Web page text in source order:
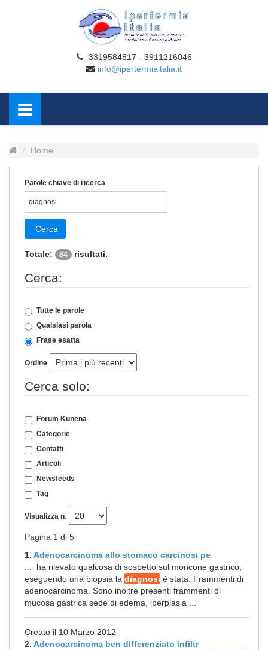
3319584817 - 3911216046
info@ipertermiaitalia.it
Home
Parole chiave di ricerca
Cerca
Totale: 84 risultati.
Cerca:
Tutte le parole
Qualsiasi parola
Frase esatta
Ordine
Cerca solo:
Forum Kunena
Categorie
Contatti
Articoli
Newsfeeds
Tag
Visualizza n.
Pagina 1 di 5
1. Adenocarcinoma allo stomaco carcinosi pe
... ha rilevato qualcosa di sospetto sul moncone gastrico,
eseguendo una biopsia la diagnosi è stata: Frammenti di
adenocarcinoma. Sono inoltre presenti frammenti di
mucosa gastrica sede di edema, iperplasia ...
Creato il 10 Marzo 2012
2. Adenocarcinoma ben differenziato infiltr